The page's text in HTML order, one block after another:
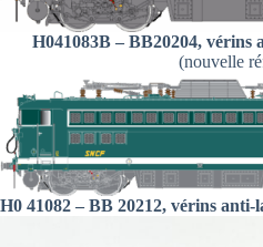
H041083B – BB20204, vérins
(nouvelle
H0 41082 – BB 20212, vérins anti-